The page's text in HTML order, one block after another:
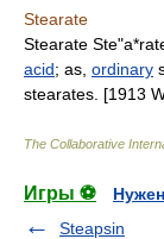
Stearate
Stearate
acid; as, ordinary
stearates. [1913
The Collaborative
Игры ⚽
Steapsin